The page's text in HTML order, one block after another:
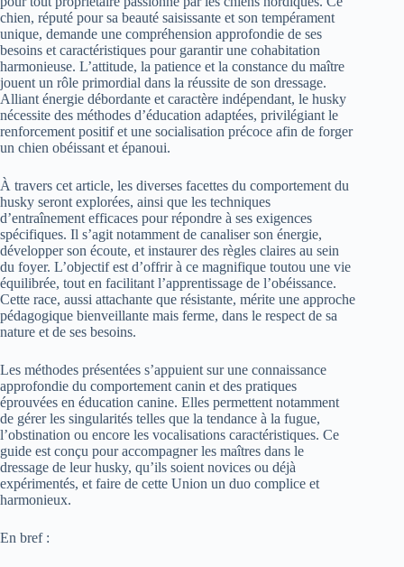
chien, réputé pour sa beauté saisissante et son tempérament
unique, demande une compréhension approfondie de ses
besoins et caractéristiques pour garantir une cohabitation
harmonieuse. L’attitude, la patience et la constance du maître
jouent un rôle primordial dans la réussite de son dressage.
Alliant énergie débordante et caractère indépendant, le husky
nécessite des méthodes d’éducation adaptées, privilégiant le
renforcement positif et une socialisation précoce afin de forger
un chien obéissant et épanoui.
À travers cet article, les diverses facettes du comportement du
husky seront explorées, ainsi que les techniques
d’entraînement efficaces pour répondre à ses exigences
spécifiques. Il s’agit notamment de canaliser son énergie,
développer son écoute, et instaurer des règles claires au sein
du foyer. L’objectif est d’offrir à ce magnifique toutou une vie
équilibrée, tout en facilitant l’apprentissage de l’obéissance.
Cette race, aussi attachante que résistante, mérite une approche
pédagogique bienveillante mais ferme, dans le respect de sa
nature et de ses besoins.
Les méthodes présentées s’appuient sur une connaissance
approfondie du comportement canin et des pratiques
éprouvées en éducation canine. Elles permettent notamment
de gérer les singularités telles que la tendance à la fugue,
l’obstination ou encore les vocalisations caractéristiques. Ce
guide est conçu pour accompagner les maîtres dans le
dressage de leur husky, qu’ils soient novices ou déjà
expérimentés, et faire de cette Union un duo complice et
harmonieux.
En bref :